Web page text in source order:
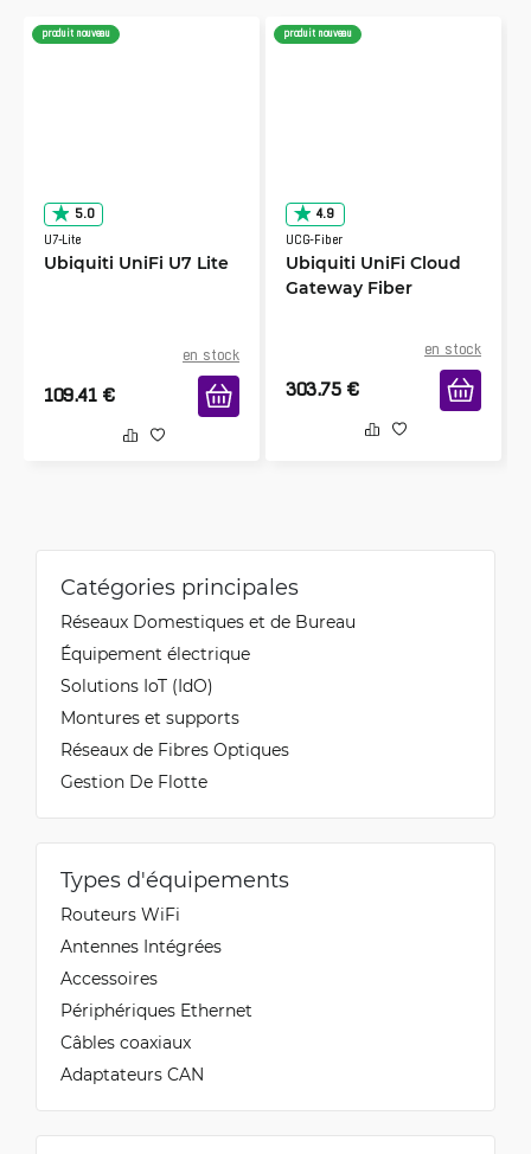
produit nouveau
5.0
U7-Lite
Ubiquiti UniFi U7 Lite
en stock
109.41 €
produit nouveau
4.9
UCG-Fiber
Ubiquiti UniFi Cloud
Gateway Fiber
en stock
303.75 €
Catégories principales
Réseaux Domestiques et de Bureau
Équipement électrique
Solutions IoT (IdO)
Montures et supports
Réseaux de Fibres Optiques
Gestion De Flotte
Types d'équipements
Routeurs WiFi
Antennes Intégrées
Accessoires
Périphériques Ethernet
Câbles coaxiaux
Adaptateurs CAN